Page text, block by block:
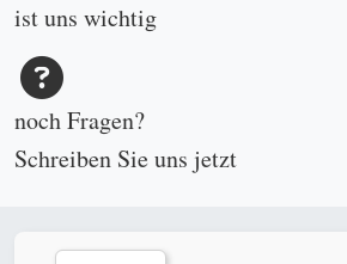
ist uns wichtig
noch Fragen?
Schreiben Sie uns jetzt